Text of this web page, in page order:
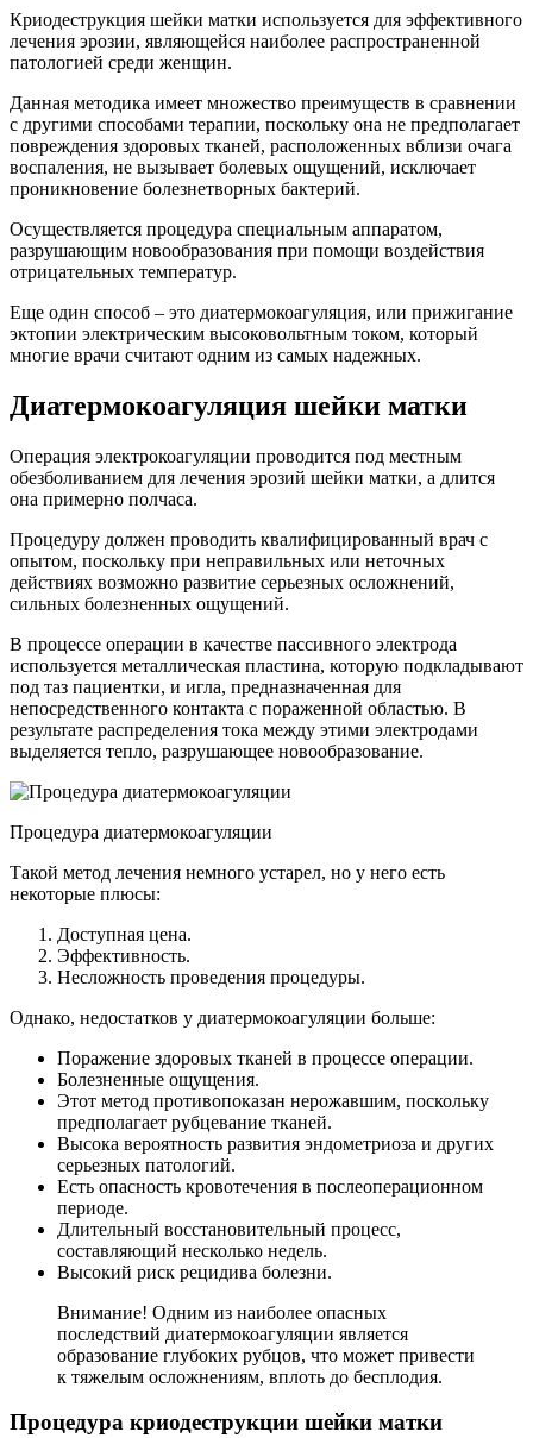
Криодеструкция шейки матки используется для эффективного
лечения эрозии, являющейся наиболее распространенной
патологией среди женщин.
Данная методика имеет множество преимуществ в сравнении
с другими способами терапии, поскольку она не предполагает
повреждения здоровых тканей, расположенных вблизи очага
воспаления, не вызывает болевых ощущений, исключает
проникновение болезнетворных бактерий.
Осуществляется процедура специальным аппаратом,
разрушающим новообразования при помощи воздействия
отрицательных температур.
Еще один способ – это диатермокоагуляция, или прижигание
эктопии электрическим высоковольтным током, который
многие врачи считают одним из самых надежных.
Диатермокоагуляция шейки матки
Операция электрокоагуляции проводится под местным
обезболиванием для лечения эрозий шейки матки, а длится
она примерно полчаса.
Процедуру должен проводить квалифицированный врач с
опытом, поскольку при неправильных или неточных
действиях возможно развитие серьезных осложнений,
сильных болезненных ощущений.
В процессе операции в качестве пассивного электрода
используется металлическая пластина, которую подкладывают
под таз пациентки, и игла, предназначенная для
непосредственного контакта с пораженной областью. В
результате распределения тока между этими электродами
выделяется тепло, разрушающее новообразование.
Процедура диатермокоагуляции
Такой метод лечения немного устарел, но у него есть
некоторые плюсы:
Доступная цена.
Эффективность.
Несложность проведения процедуры.
Однако, недостатков у диатермокоагуляции больше:
Поражение здоровых тканей в процессе операции.
Болезненные ощущения.
Этот метод противопоказан нерожавшим, поскольку
предполагает рубцевание тканей.
Высока вероятность развития эндометриоза и других
серьезных патологий.
Есть опасность кровотечения в послеоперационном
периоде.
Длительный восстановительный процесс,
составляющий несколько недель.
Высокий риск рецидива болезни.
Внимание! Одним из наиболее опасных
последствий диатермокоагуляции является
образование глубоких рубцов, что может привести
к тяжелым осложнениям, вплоть до бесплодия.
Процедура криодеструкции шейки матки